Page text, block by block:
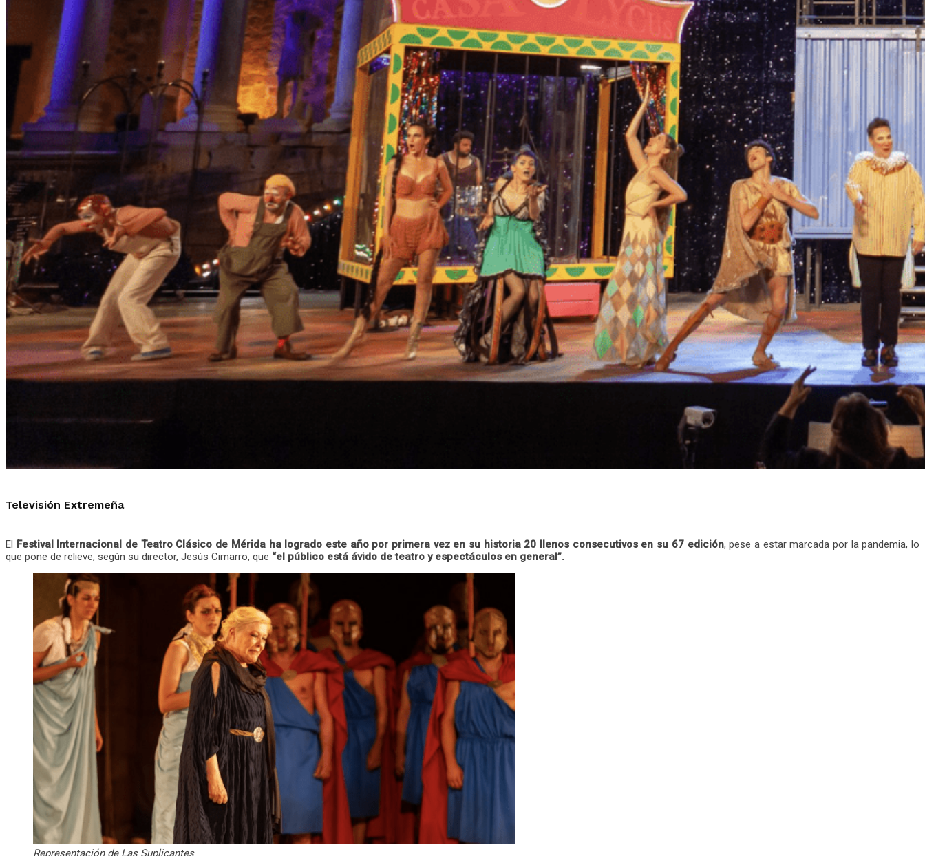
Televisión Extremeña
El Festival Internacional de Teatro Clásico de Mérida ha logrado este año por primera vez en su historia 20 llenos consecutivos en su 67 edición, pese a estar marcada por la pandemia, lo
que pone de relieve, según su director, Jesús Cimarro, que “el público está ávido de teatro y espectáculos en general”.
Representación de Las Suplicantes